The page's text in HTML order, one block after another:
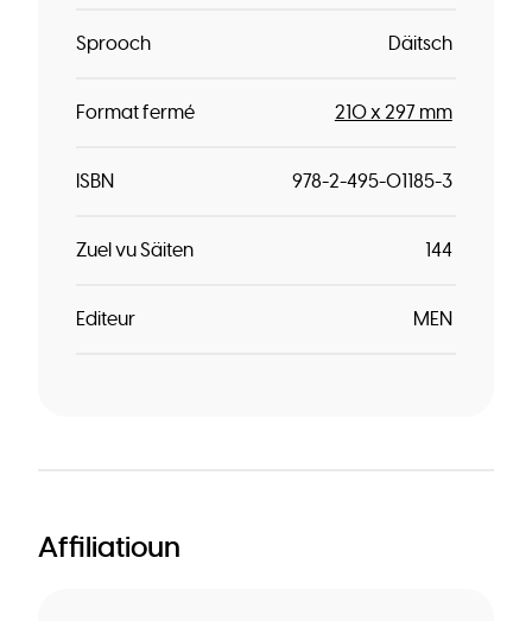
Sprooch Däitsch
Format fermé 210 x 297 mm
ISBN 978-2-495-01185-3
Zuel vu Säiten 144
Editeur MEN
Affiliatioun